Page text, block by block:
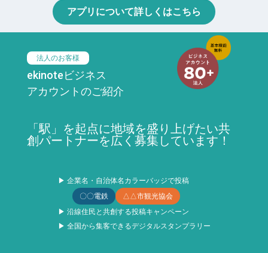
アプリについて詳しくはこちら
法人のお客様
ekinoteビジネス
アカウントのご紹介
「駅」を起点に地域を盛り上げたい共
創パートナーを広く募集しています！
▶ 企業名・自治体名カラーバッジで投稿
〇〇電鉄
△△市観光協会
▶ 沿線住民と共創する投稿キャンペーン
▶ 全国から集客できるデジタルスタンプラリー